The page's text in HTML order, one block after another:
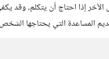
إذا احتاج أن يتكلم، وقد
المساعدة التي يحتاجها